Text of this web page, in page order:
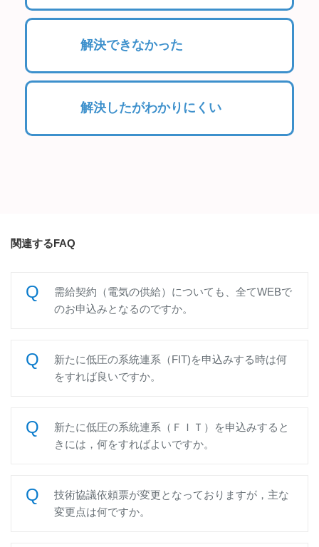
解決できなかった
解決したがわかりにくい
関連するFAQ
需給契約（電気の供給）についても、全てWEBで
のお申込みとなるのですか。
新たに低圧の系統連系（FIT)を申込みする時は何
をすれば良いですか。
新たに低圧の系統連系（ＦＩＴ）を申込みすると
きには，何をすればよいですか。
技術協議依頼票が変更となっておりますが，主な
変更点は何ですか。